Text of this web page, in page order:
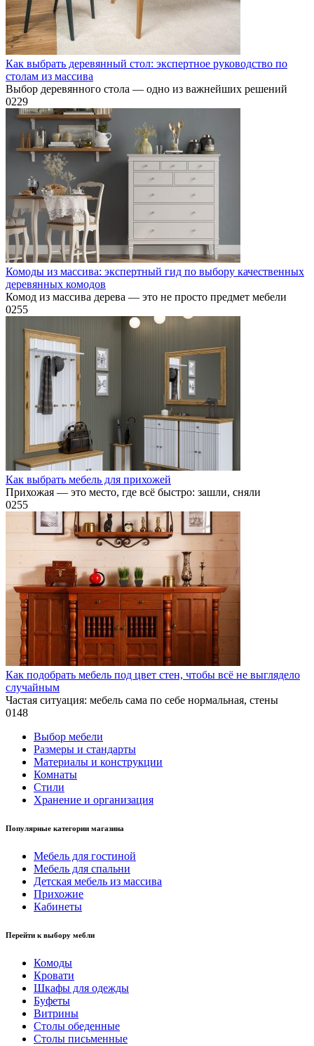
Как выбрать деревянный стол: экспертное руководство по
столам из массива
Выбор деревянного стола — одно из важнейших решений
0229
Комоды из массива: экспертный гид по выбору качественных
деревянных комодов
Комод из массива дерева — это не просто предмет мебели
0255
Как выбрать мебель для прихожей
Прихожая — это место, где всё быстро: зашли, сняли
0255
Как подобрать мебель под цвет стен, чтобы всё не выглядело
случайным
Частая ситуация: мебель сама по себе нормальная, стены
0148
Выбор мебели
Размеры и стандарты
Материалы и конструкции
Комнаты
Стили
Хранение и организация
Популярные категории магазина
Мебель для гостиной
Мебель для спальни
Детская мебель из массива
Прихожие
Кабинеты
Перейти к выбору мебли
Комоды
Кровати
Шкафы для одежды
Буфеты
Витрины
Столы обеденные
Столы письменные